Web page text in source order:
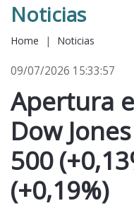
Noticias
Home | Noticias
09/07/2026 15:33:57
Apertura
Dow
500
(+0,19%)